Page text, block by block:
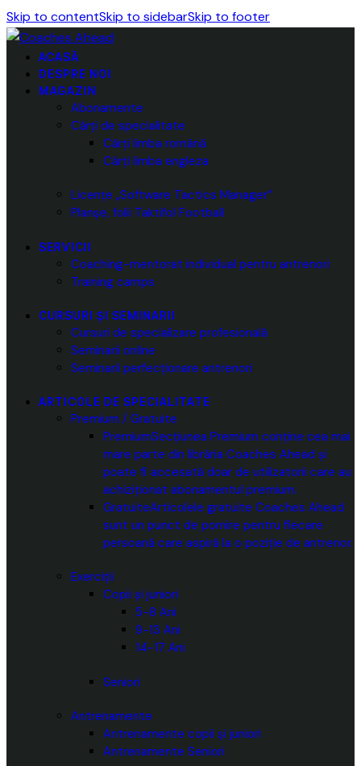
Skip to contentSkip to sidebarSkip to footer
ACASĂ
DESPRE NOI
MAGAZIN
Abonamente
Cărți de specialitate
Cărți limba română
Cărți limba engleza
Licențe „Software Tactics Manager”
Planșe, folii Taktifol Football
SERVICII
Coaching-mentorat individual pentru antrenori
Training camps
CURSURI ȘI SEMINARII
Cursuri de specializare profesională
Seminarii online
Seminarii perfecționare antrenori
ARTICOLE DE SPECIALITATE
Premium / Gratuite
PremiumSecțiunea Premium conține cea mai
mare parte din librăria Coaches Ahead și
poate fi accesată doar de utilizatorii care au
achiziționat abonamentul premium.
GratuiteArticolele gratuite Coaches Ahead
sunt un punct de pornire pentru fiecare
persoană care aspiră la o poziție de antrenor.
Exerciții
Copii și juniori
5-8 Ani
9-13 Ani
14-17 Ani
Seniori
Antrenamente
Antrenamente copii și juniori
Antrenamente Seniori